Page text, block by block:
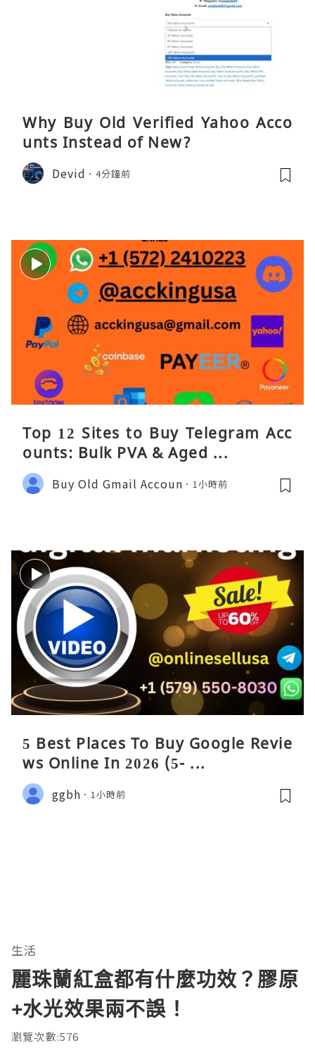
Why Buy Old Verified Yahoo Acco
unts Instead of New?
Devid 4分鐘前
Top 12 Sites to Buy Telegram Acc
ounts: Bulk PVA & Aged ...
Buy Old Gmail Accoun 1小時前
5 Best Places To Buy Google Revie
ws Online In 2026 (5- ...
ggbh 1小時前
生活
麗珠蘭紅盒都有什麼功效？膠原
+水光效果兩不誤！
瀏覽次數:576